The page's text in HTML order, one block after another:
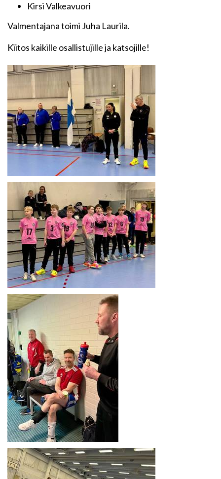
Kirsi Valkeavuori
Valmentajana toimi Juha Laurila.
Kiitos kaikille osallistujille ja katsojille!